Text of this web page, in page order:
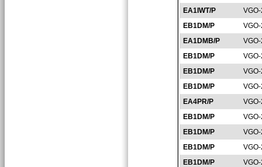
EA1IWT/P
EB1DM/P
EA1DMB/P
EB1DM/P
EB1DM/P
EB1DM/P
EA4PR/P
EB1DM/P
EB1DM/P
EB1DM/P
EB1DM/P